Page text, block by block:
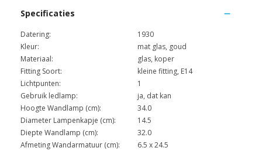
Specificaties
Datering:
1930
Kleur:
mat glas, goud
Materiaal:
glas, koper
Fitting Soort:
kleine fitting, E14
Lichtpunten:
1
Gebruik ledlamp:
ja, dat kan
Hoogte Wandlamp (cm):
34.0
Diameter Lampenkapje (cm):
14.5
Diepte Wandlamp (cm):
32.0
Afmeting Wandarmatuur (cm):
6.5 x 24.5